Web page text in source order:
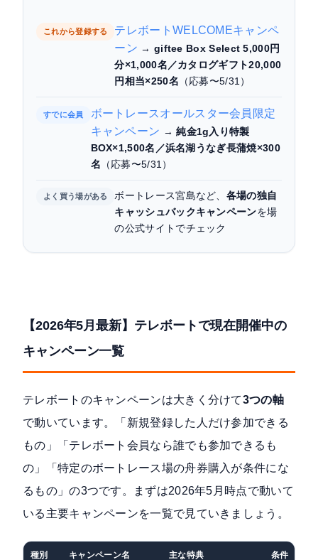
「鮮度」で押さえる
これから登録する
テレボートWELCOMEキャンペ
ーン → giftee Box Select 5,000円
分×1,000名／カタログギフト20,000
円相当×250名 （応募〜5/31）
すでに会員
ボートレースオールスター会員限定
キャンペーン →純金1g入り特製
BOX×1,500名／浜名湖うなぎ長蒲焼×300
名 （応募〜5/31）
よく買う場がある ボートレース宮島など、 各場の独自
キャッシュバックキャンペーンを場
の公式サイトでチェック
【2026年5月最新】テレボートで現在開催中の
キャンペーン一覧
テレボートのキャンペーンは大きく分けて3つの軸
で動いています。「新規登録した人だけ参加できる
もの」「テレボート会員なら誰でも参加できるも
の」「特定のボートレース場の舟券購入が条件にな
るもの」の3つです。まずは2026年5月時点で動いて
いる主要キャンペーンを一覧で見ていきましょう。
種別 キャンペーン名 主な特典 条件